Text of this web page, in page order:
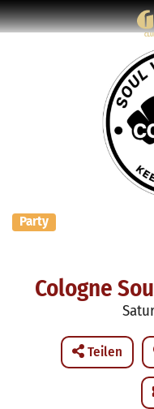
Party
Cologne
Teilen